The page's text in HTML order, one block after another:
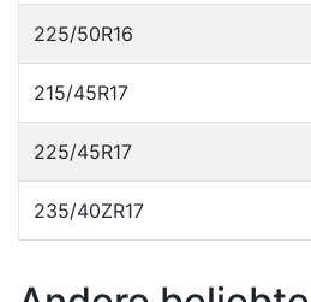
225/50R16
215/45R17
225/45R17
235/40ZR17